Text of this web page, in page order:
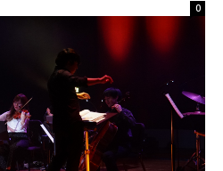
0